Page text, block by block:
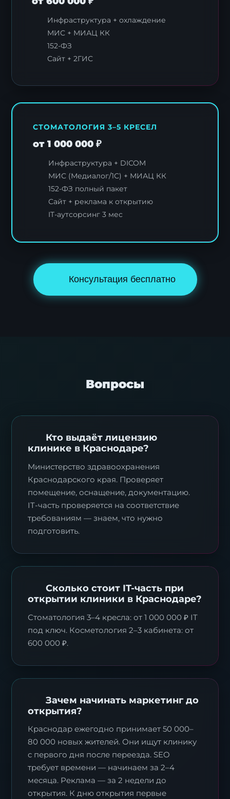
Инфраструктура + охлаждение
МИС + МИАЦ КК
152-ФЗ
Сайт + 2ГИС
СТОМАТОЛОГИЯ 3–5 КРЕСЕЛ
от 1 000 000 ₽
Инфраструктура + DICOM
МИС (Медиалог/1С) + МИАЦ КК
152-ФЗ полный пакет
Сайт + реклама к открытию
IT-аутсорсинг 3 мес
Консультация бесплатно
Вопросы
Кто выдаёт лицензию
клинике в Краснодаре?
Министерство здравоохранения
Краснодарского края. Проверяет
помещение, оснащение, документацию.
IT-часть проверяется на соответствие
требованиям — знаем, что нужно
подготовить.
Сколько стоит IT-часть при
открытии клиники в Краснодаре?
Стоматология 3–4 кресла: от 1 000 000 ₽ IT
под ключ. Косметология 2–3 кабинета: от
600 000 ₽.
Зачем начинать маркетинг до
открытия?
Краснодар ежегодно принимает 50 000–
80 000 новых жителей. Они ищут клинику
с первого дня после переезда. SEO
требует времени — начинаем за 2–4
месяца. Реклама — за 2 недели до
открытия. К дню открытия первые